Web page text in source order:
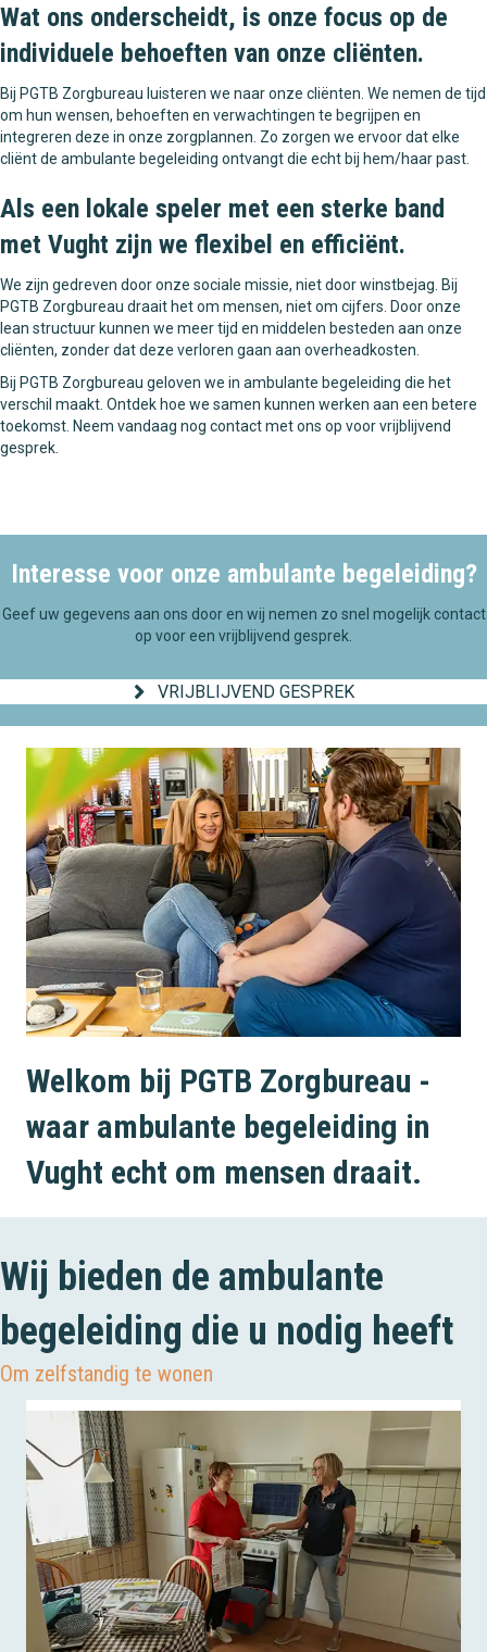
Wat ons onderscheidt, is onze focus op de
individuele behoeften van onze cliënten.
Bij PGTB Zorgbureau luisteren we naar onze cliënten. We nemen de tijd
om hun wensen, behoeften en verwachtingen te begrijpen en
integreren deze in onze zorgplannen. Zo zorgen we ervoor dat elke
cliënt de ambulante begeleiding ontvangt die echt bij hem/haar past.
Als een lokale speler met een sterke band
met Vught zijn we flexibel en efficiënt.
We zijn gedreven door onze sociale missie, niet door winstbejag. Bij
PGTB Zorgbureau draait het om mensen, niet om cijfers. Door onze
lean structuur kunnen we meer tijd en middelen besteden aan onze
cliënten, zonder dat deze verloren gaan aan overheadkosten.
Bij PGTB Zorgbureau geloven we in ambulante begeleiding die het
verschil maakt. Ontdek hoe we samen kunnen werken aan een betere
toekomst. Neem vandaag nog contact met ons op voor vrijblijvend
gesprek.
Interesse voor onze ambulante begeleiding?
Geef uw gegevens aan ons door en wij nemen zo snel mogelijk contact
op voor een vrijblijvend gesprek.
VRIJBLIJVEND GESPREK
Welkom bij PGTB Zorgbureau -
waar ambulante begeleiding in
Vught echt om mensen draait.
Wij bieden de ambulante
begeleiding die u nodig heeft
Om zelfstandig te wonen